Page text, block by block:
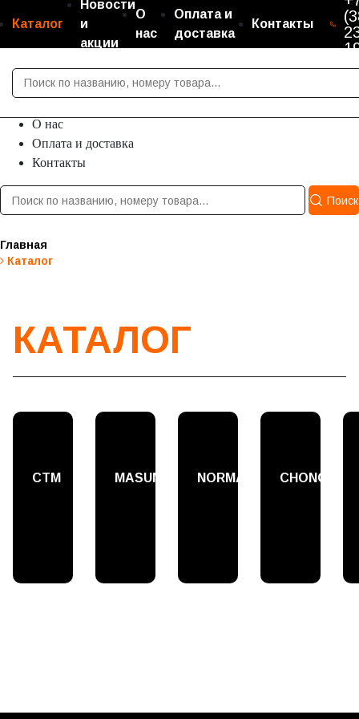
Каталог
Новости
и
акции
О
нас
Оплата и
доставка
Контакты
Каталог
О нас
Оплата и доставка
Контакты
Поиск
Главная
Каталог
КАТАЛОГ
СТМ MASUMA NORMA CHONGI